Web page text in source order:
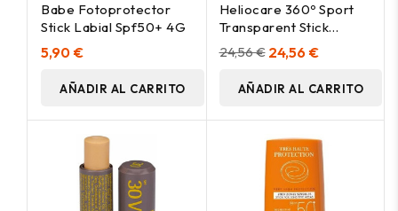
Babe Fotoprotector
Stick Labial Spf50+ 4G
5,90 €
AÑADIR AL CARRITO
Heliocare 360º Sport
Transparent Stick
Protector Solar Spf50+
25G
24,56 € 24,56 €
AÑADIR AL CARRITO